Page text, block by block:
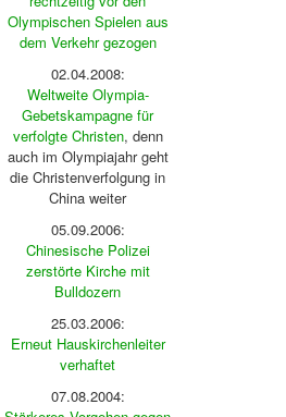
Olympischen Spielen aus
dem Verkehr gezogen
02.04.2008:
Weltweite Olympia-
Gebetskampagne für
verfolgte Christen, denn
auch im Olympiajahr geht
die Christenverfolgung in
China weiter
05.09.2006:
Chinesische Polizei
zerstörte Kirche mit
Bulldozern
25.03.2006:
Erneut Hauskirchenleiter
verhaftet
07.08.2004: